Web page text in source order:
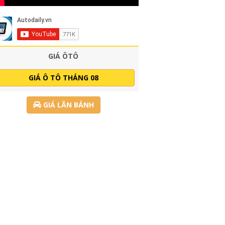
GIÁ ÔTÔ
GIÁ Ô TÔ THÁNG 08
GIÁ LĂN BÁNH